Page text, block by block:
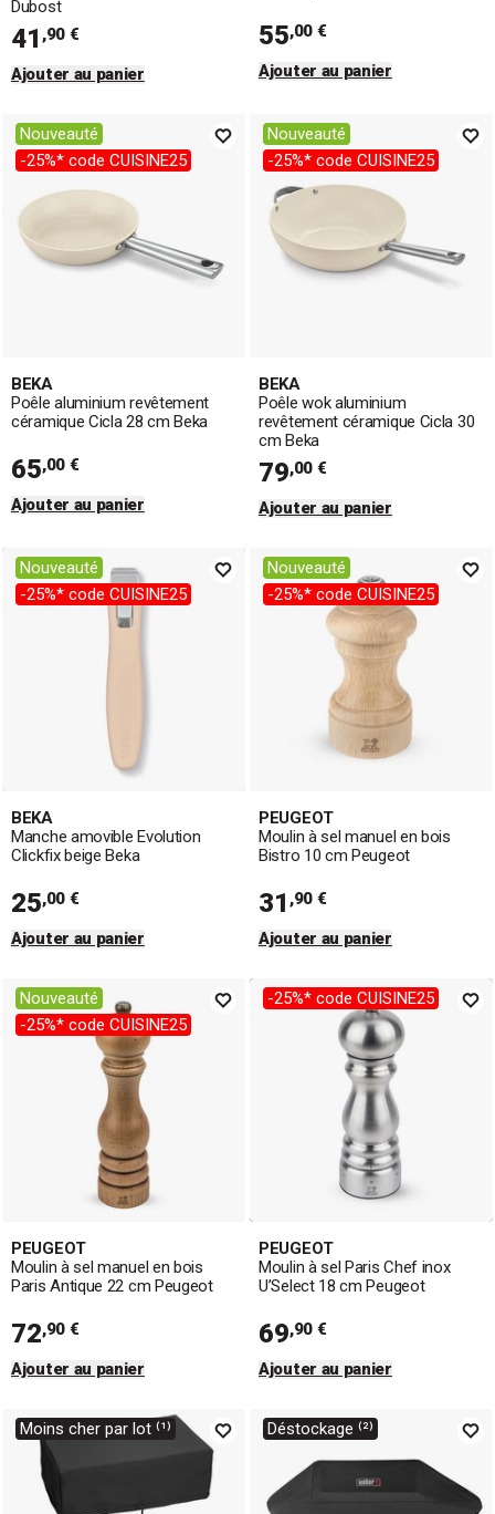
Dubost
41 ,90 €
Ajouter au panier
55,00 €
Ajouter au panier
Nouveauté
-25%* code CUISINE25
BEKA
Poêle aluminium revêtement
céramique Cicla 28 cm Beka
65,00 €
Ajouter au panier
Nouveauté
-25%* code CUISINE25
BEKA
Poêle wok aluminium
revêtement céramique Cicla 30
cm Beka
79,00 €
Ajouter au panier
Nouveauté
-25%* code CUISINE25
BEKA
Manche amovible Evolution
Clickfix beige Beka
25,00 €
Ajouter au panier
Nouveauté
-25%* code CUISINE25
PEUGEOT
Moulin à sel manuel en bois
Bistro 10 cm Peugeot
31 ,90 €
Ajouter au panier
Nouveauté
-25%* code CUISINE25
PEUGEOT
Moulin à sel manuel en bois
Paris Antique 22 cm Peugeot
72,90 €
Ajouter au panier
-25%* code CUISINE25
PEUGEOT
Moulin à sel Paris Chef inox
U’Select 18 cm Peugeot
69,90 €
Ajouter au panier
Moins cher par lot ⁽¹⁾ Déstockage ⁽²⁾